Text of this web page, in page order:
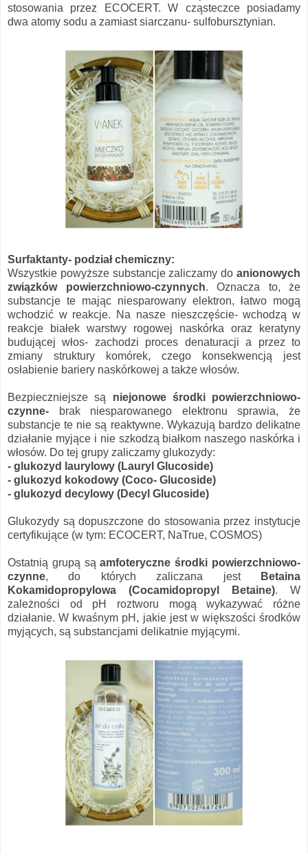
stosowania przez ECOCERT. W cząsteczce posiadamy
dwa atomy sodu a zamiast siarczanu- sulfobursztynian.
Surfaktanty- podział chemiczny:
Wszystkie powyższe substancje zaliczamy do anionowych
związków powierzchniowo-czynnych. Oznacza to, że
substancje te mając niesparowany elektron, łatwo mogą
wchodzić w reakcje. Na nasze nieszczęście- wchodzą w
reakcje białek warstwy rogowej naskórka oraz keratyny
budującej włos- zachodzi proces denaturacji a przez to
zmiany struktury komórek, czego konsekwencją jest
osłabienie bariery naskórkowej a także włosów.
Bezpieczniejsze są niejonowe środki powierzchniowo-
czynne-
brak niesparowanego elektronu sprawia, że
substancje te nie są reaktywne. Wykazują bardzo delikatne
działanie myjące i nie szkodzą białkom naszego naskórka i
włosów. Do tej grupy zaliczamy glukozydy:
- glukozyd laurylowy (Lauryl Glucoside)
- glukozyd kokodowy (Coco- Glucoside)
- glukozyd decylowy (Decyl Glucoside)
Glukozydy są dopuszczone do stosowania przez instytucje
certyfikujące (w tym: ECOCERT, NaTrue, COSMOS)
Ostatnią grupą sąamfoteryczne środki powierzchniowo-
czynne, do których zaliczana jest
Betaina
Kokamidopropylowa (Cocamidopropyl Betaine). W
zależności od pH roztworu mogą wykazywać różne
działanie. W kwaśnym pH, jakie jest w większości środków
myjących, są substancjami delikatnie myjącymi.